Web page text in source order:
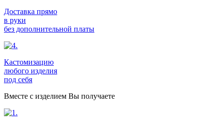
Доставка прямо
в руки
без дополнительной платы
Кастомизацию
любого изделия
под себя
Вместе с изделием Вы получаете